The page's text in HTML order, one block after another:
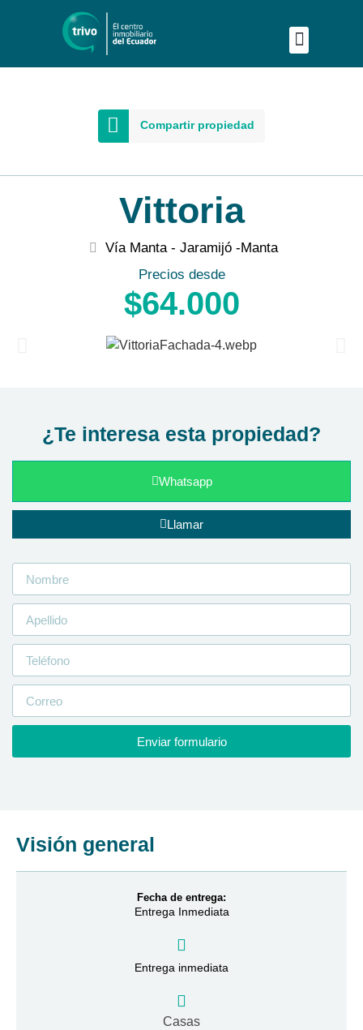
Compartir propiedad
Vittoria
Vía Manta - Jaramijó -Manta
Precios desde
$64.000
Visión general
Fecha de entrega:
Entrega Inmediata
Entrega inmediata
Casas
¿Te interesa esta propiedad?
Whatsapp
Llamar
Enviar formulario